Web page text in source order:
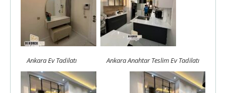
Ankara Ev Tadilatı Ankara Anahtar Teslim Ev Tadilatı